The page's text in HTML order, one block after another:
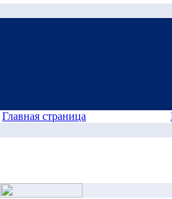
Главная страница